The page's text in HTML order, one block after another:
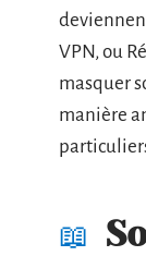
VPN, ou
masquer
manière